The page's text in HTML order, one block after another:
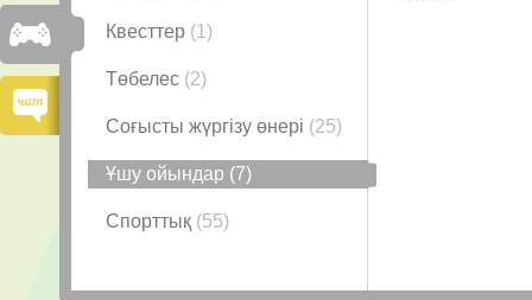
Квесттер (1)
Төбелес (2)
Соғысты жүргізу өнері (25)
Ұшу ойындар (7)
Спорттық (55)